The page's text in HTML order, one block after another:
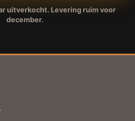
uitverkocht. Levering ruim voor
december.